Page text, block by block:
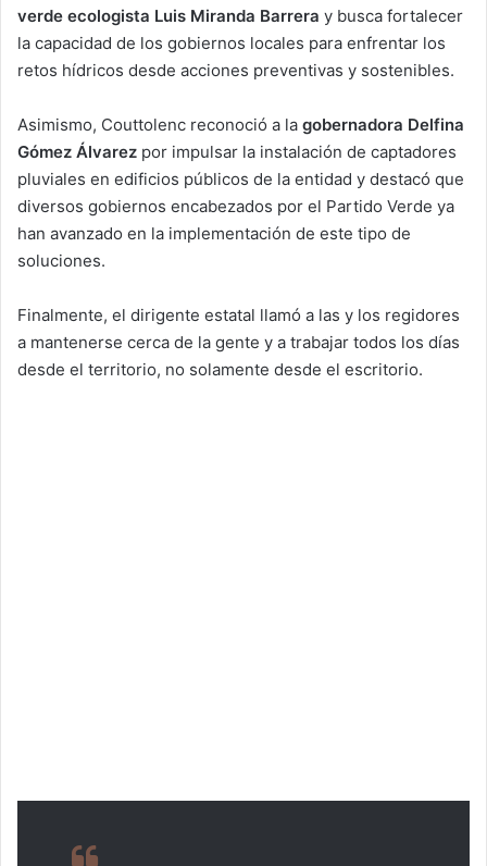
verde ecologista Luis Miranda Barrera y busca fortalecer
la capacidad de los gobiernos locales para enfrentar los
retos hídricos desde acciones preventivas y sostenibles.
Asimismo, Couttolenc reconoció a la gobernadora Delfina
Gómez Álvarez por impulsar la instalación de captadores
pluviales en edificios públicos de la entidad y destacó que
diversos gobiernos encabezados por el Partido Verde ya
han avanzado en la implementación de este tipo de
soluciones.
Finalmente, el dirigente estatal llamó a las y los regidores
a mantenerse cerca de la gente y a trabajar todos los días
desde el territorio, no solamente desde el escritorio.